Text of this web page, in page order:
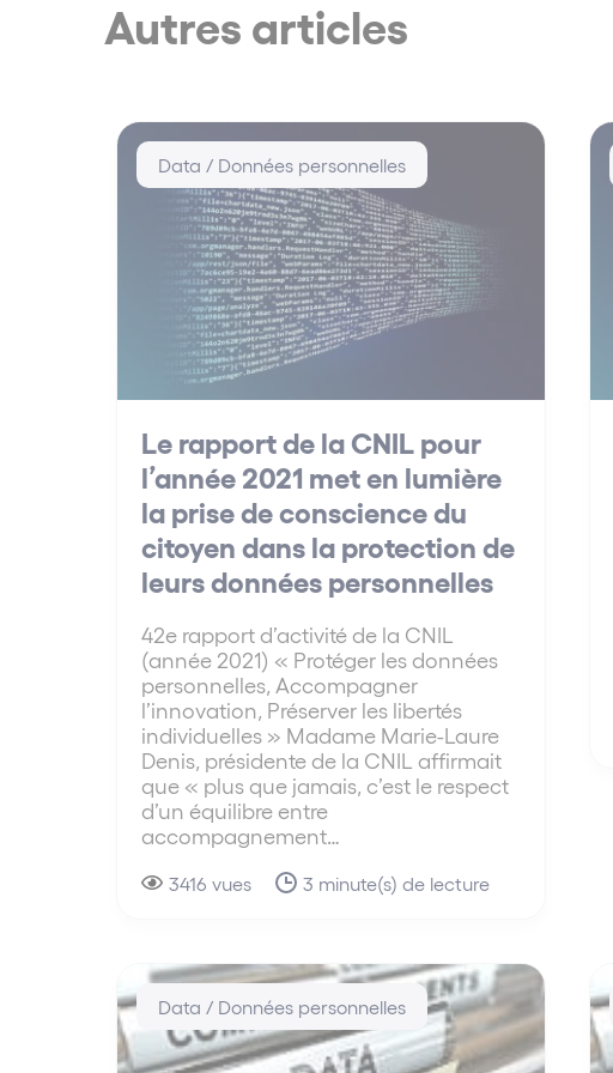
Autres articles
Data / Données personnelles
Le rapport de la CNIL pour
l’année 2021 met en lumière
la prise de conscience du
citoyen dans la protection de
leurs données personnelles
42e rapport d’activité de la CNIL
(année 2021) « Protéger les données
personnelles, Accompagner
l’innovation, Préserver les libertés
individuelles » Madame Marie-Laure
Denis, présidente de la CNIL affirmait
que « plus que jamais, c’est le respect
d’un équilibre entre
accompagnement…
3416 vues 3 minute(s) de lecture
Data / Données personnelles